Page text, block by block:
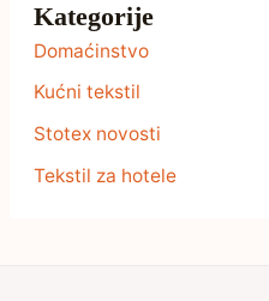
Kategorije
Domaćinstvo
Kućni tekstil
Stotex novosti
Tekstil za hotele